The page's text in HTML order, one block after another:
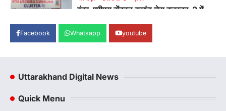
इंटर-एपीएस सेंट्रल कमांड चेस क्लस्टर-2 में
में हासिल किया प्रथम स्थान
Admin August 8, 2026
रानीखेत। आर्मी पब्लिक स्कूल रानीखेत की प्रतिभाशाली
Facebook Whatsapp youtube
Uttarakhand Digital News
Quick Menu